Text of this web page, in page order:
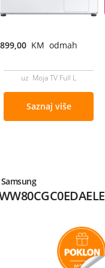
899,00 KM odmah
uz Moja TV Full L
Saznaj više
Samsung